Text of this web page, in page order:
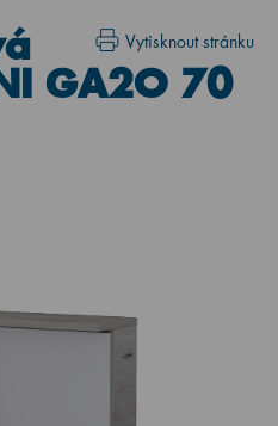
Vytisknout stránku
GA2O 70